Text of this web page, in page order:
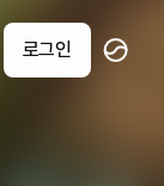
로그인